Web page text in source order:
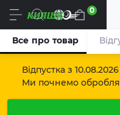
Відпустка з
Ми почнемо
Uk 0
Все про товар